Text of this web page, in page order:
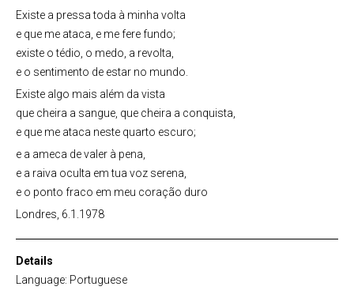
Existe a pressa toda à minha volta
e que me ataca, e me fere fundo;
existe o tédio, o medo, a revolta,
e o sentimento de estar no mundo.
Existe algo mais além da vista
que cheira a sangue, que cheira a conquista,
e que me ataca neste quarto escuro;
e a ameca de valer à pena,
e a raiva oculta em tua voz serena,
e o ponto fraco em meu coração duro
Londres, 6.1.1978
Details
Language: Portuguese